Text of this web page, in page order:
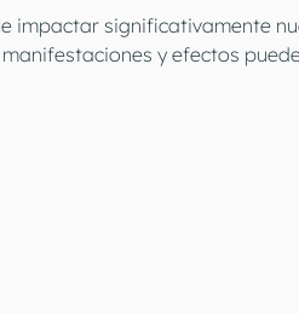
impactar significativamente
y efectos